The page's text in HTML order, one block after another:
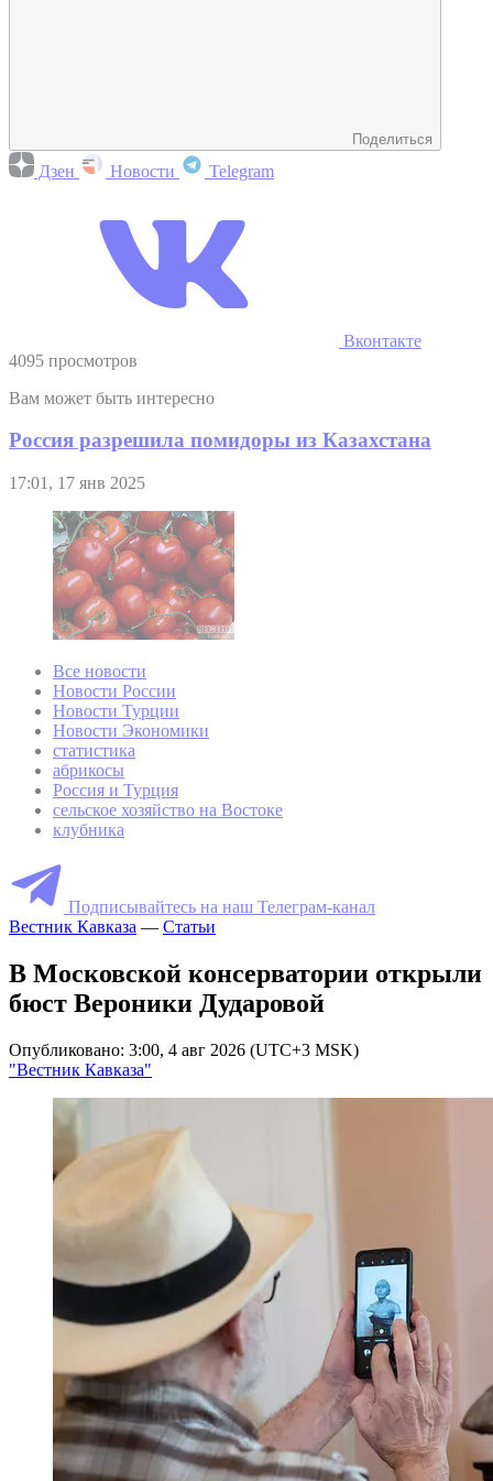
Поделиться
Дзен Новости Telegram
Вконтакте
4095 просмотров
Вам может быть интересно
Россия разрешила помидоры из Казахстана
17:01, 17 янв 2025
Все новости
Новости России
Новости Турции
Новости Экономики
статистика
абрикосы
Россия и Турция
сельское хозяйство на Востоке
клубника
Подписывайтесь на наш Телеграм-канал
Вестник Кавказа — Статьи
В Московской консерватории открыли
бюст Вероники Дударовой
Опубликовано: 3:00, 4 авг 2026 (UTC+3 MSK)
"Вестник Кавказа"